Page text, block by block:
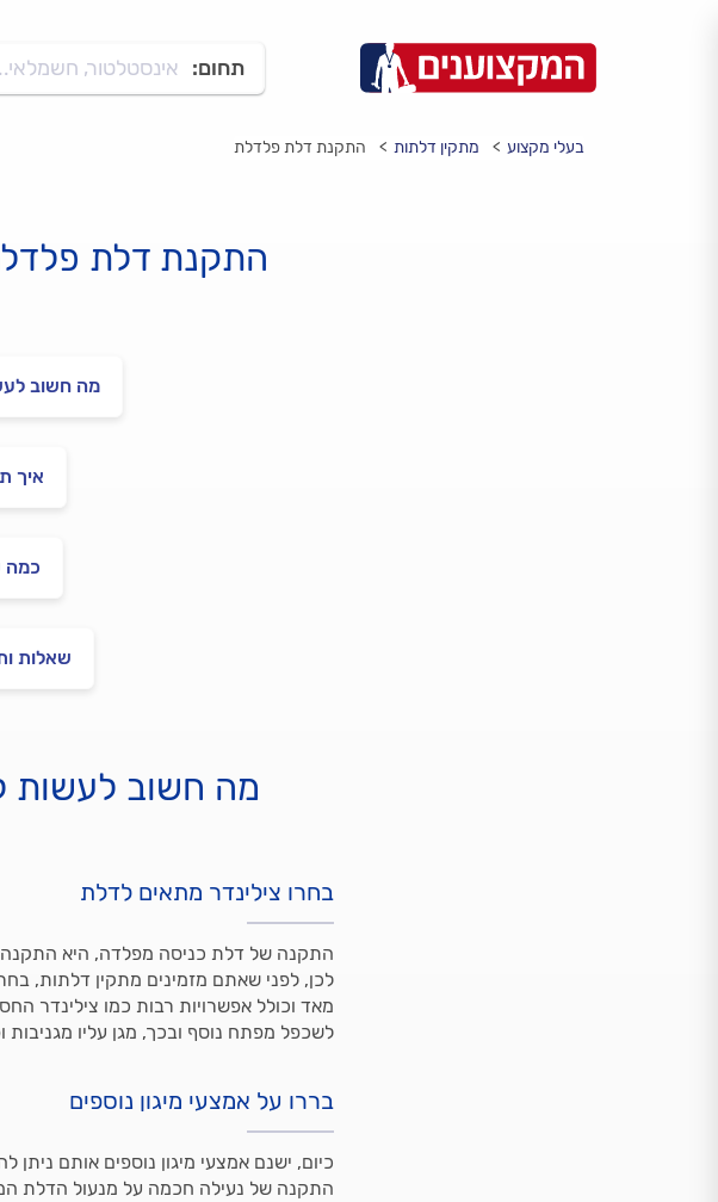
תחום: אינסטלטור,
בעלי מקצוע מתקין דלתות התקנת דלת פלדלת
התקנת דלת
מה חשוב
איך
כמה
שאלות
מה חשוב לעשות
בחרו צילינדר מתאים לדלת
התקנה של דלת כניסה מפלדה, היא התקנה
לכן, לפני שאתם מזמינים מתקין דלתות,
מאד וכולל אפשרויות רבות כמו צילינדר
לשכפל מפתח נוסף ובכך, מגן עליו מגניבות
בררו על אמצעי מיגון נוספים
כיום, ישנם אמצעי מיגון נוספים אותם
התקנה של נעילה חכמה על מנעול הדלת